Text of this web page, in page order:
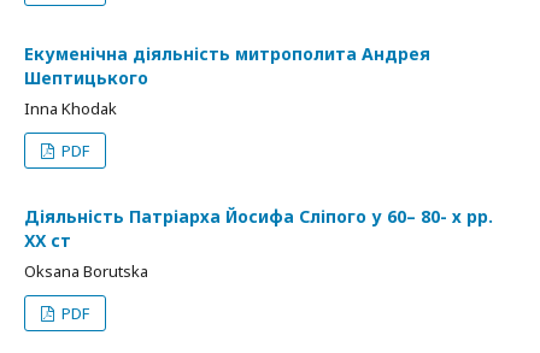
Екуменічна діяльність митрополита Андрея
Шептицького
Inna Khodak
PDF
Діяльність Патріарха Йосифа Сліпого у 60– 80- х рр.
ХХ ст
Oksana Borutska
PDF